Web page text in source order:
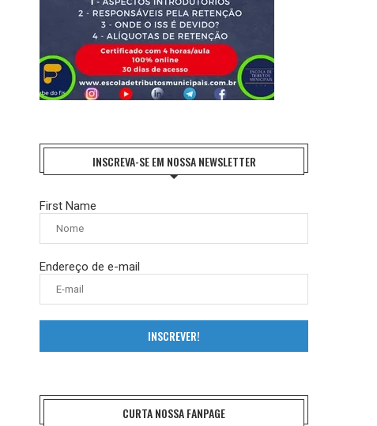
INSCREVA-SE EM NOSSA NEWSLETTER
First Name
Endereço de e-mail
INSCREVER!
CURTA NOSSA FANPAGE